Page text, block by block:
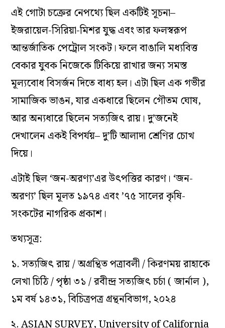
এই গোটা চক্রের নেপথ্যে ছিল একটিই সূচনা–
ইজরায়েল-সিরিয়া-মিশর যুদ্ধ এবং তার ফলস্বরূপ
আন্তর্জাতিক পেট্রোল সংকট। ফলে বাঙালি মধ্যবিত্ত
বেকার যুবক নিজেকে টিকিয়ে রাখার জন্য সমস্ত
মূল্যবোধ বিসর্জন দিতে বাধ্য হল। এটা ছিল এক গভীর
সামাজিক ভাঙন, যার একধারে ছিলেন গৌতম ঘোষ,
আর অন্যধারে ছিলেন সত্যজিৎ রায়। দু’জনেই
দেখালেন একই বিপর্যয়– দু’টি আলাদা শ্রেণির চোখ
দিয়ে।
এটাই ছিল ‘জন-অরণ্য’এর উৎপত্তির কারণ। ‘জন-
অরণ্য’ ছিল মূলত ১৯৭৪ এবং ’৭৫ সালের কৃষি-
সংকটের নাগরিক প্রকাশ।
তথ্যসূত্র:
১. সত্যজিৎ রায় / অগ্রন্থিত পত্রাবলী / কিরণময় রাহাকে
লেখা চিঠি / পৃষ্ঠা ৩১ / রবীন্দ্র সত্যজিৎ চর্চা ( জার্নাল ),
১ম বর্ষ ১৪৩১, বিচিত্রপত্র গ্রন্থনবিভাগ, ২০২৪
২. ASIAN SURVEY, University of California